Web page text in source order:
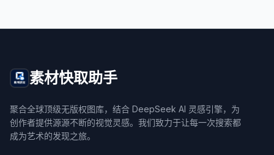
素材快取助手
聚合全球顶级无版权图库，结合 DeepSeek AI 灵感引擎，为
创作者提供源源不断的视觉灵感。我们致力于让每一次搜索都
成为艺术的发现之旅。